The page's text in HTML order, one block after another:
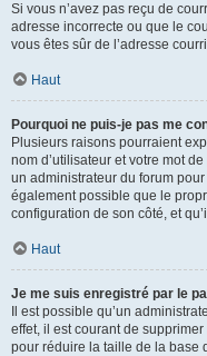
Si vous n’avez pas reçu de
adresse incorrecte ou que le
vous êtes sûr de l’adresse
Haut
Pourquoi ne puis-je pas me
Plusieurs raisons pourraient
nom d’utilisateur et votre mot
un administrateur du forum
également possible que le
configuration de son côté, et
Haut
Je me suis enregistré par le
Il est possible qu’un
effet, il est courant de
pour réduire la taille de la base